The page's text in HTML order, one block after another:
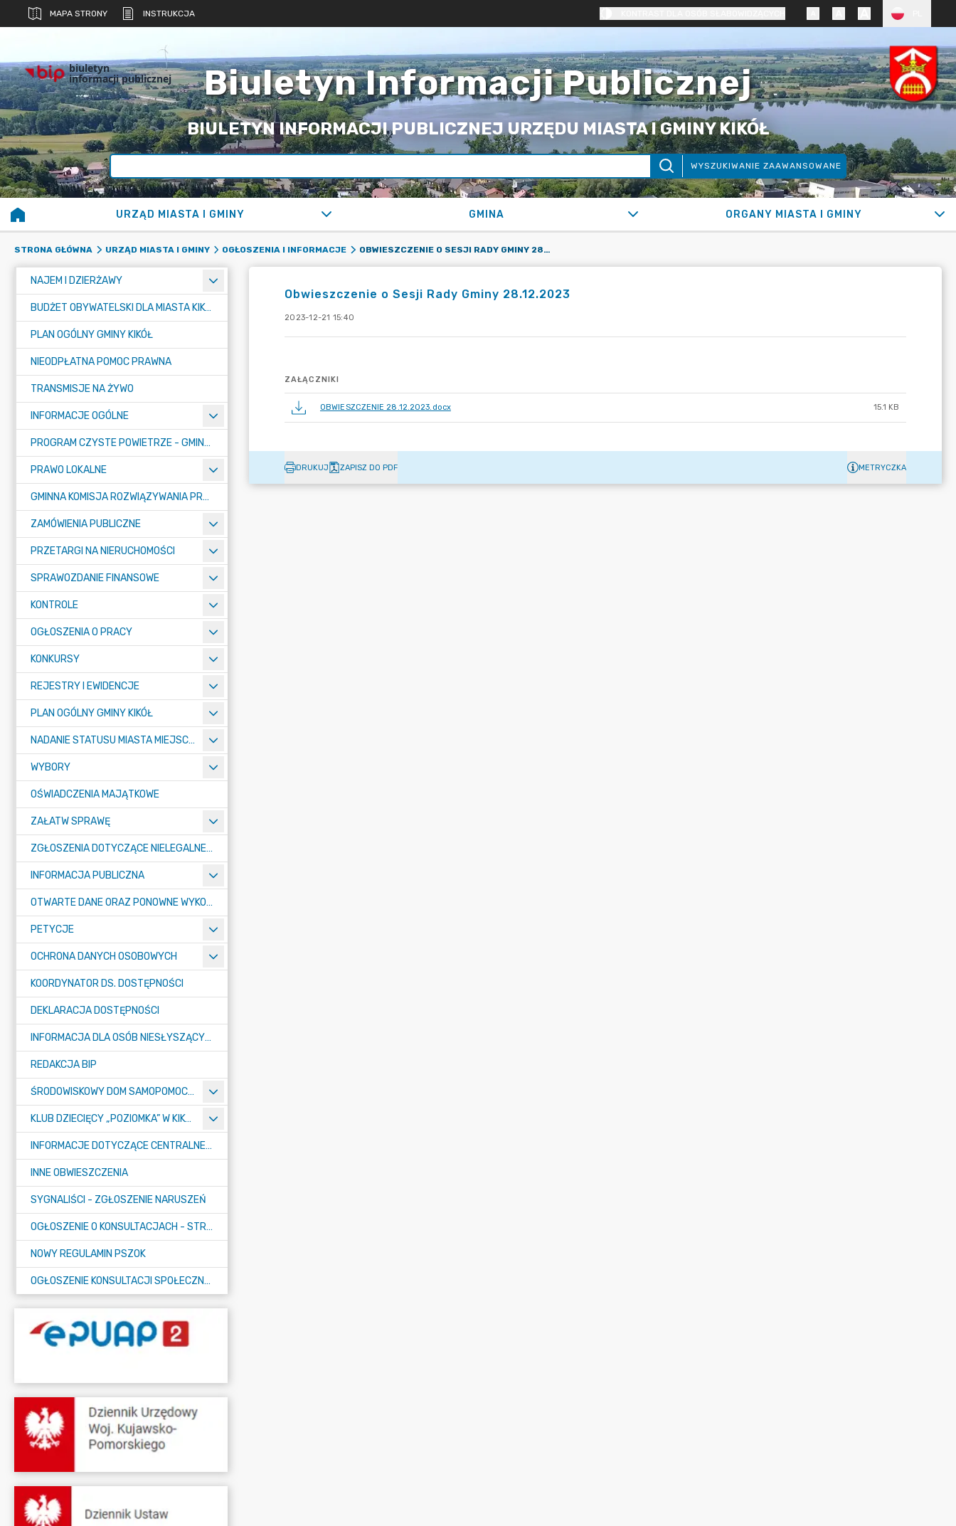
MAPA STRONY INSTRUKCJA
biuletyn
informacji publicznej Biuletyn Informacji Publicznej
BIULETYN INFORMACJI PUBLICZNEJ URZĘDU MIASTA I GMINY KIKÓŁ
WYSZUKIWANIE ZAAWANSOWANE
URZĄD MIASTA I GMINY GMINA ORGANY MIASTA I GMINY
STRONA GŁÓWNA URZĄD MIASTA I GMINY OGŁOSZENIA I INFORMACJE OBWIESZCZENIE O SESJI RADY GMINY 28.12.2023
NAJEM I DZIERŻAWY
BUDŻET OBYWATELSKI DLA MIASTA KIKÓŁ
PLAN OGÓLNY GMINY KIKÓŁ
NIEODPŁATNA POMOC PRAWNA
TRANSMISJE NA ŻYWO
INFORMACJE OGÓLNE
PROGRAM CZYSTE POWIETRZE - GMINA KIKÓŁ
PRAWO LOKALNE
GMINNA KOMISJA ROZWIĄZYWANIA PROBLEMÓW ALKOHOLOWYCH
ZAMÓWIENIA PUBLICZNE
PRZETARGI NA NIERUCHOMOŚCI
SPRAWOZDANIE FINANSOWE
KONTROLE
OGŁOSZENIA O PRACY
KONKURSY
REJESTRY I EWIDENCJE
PLAN OGÓLNY GMINY KIKÓŁ
NADANIE STATUSU MIASTA MIEJSCOWOŚCI KIKÓŁ
WYBORY
OŚWIADCZENIA MAJĄTKOWE
ZAŁATW SPRAWĘ
ZGŁOSZENIA DOTYCZĄCE NIELEGALNEGO SPALANIA ODPADÓW
INFORMACJA PUBLICZNA
OTWARTE DANE ORAZ PONOWNE WYKORZYSTANIE INFORMACJI SEKTORA PUBLICZNEGO
PETYCJE
OCHRONA DANYCH OSOBOWYCH
KOORDYNATOR DS. DOSTĘPNOŚCI
DEKLARACJA DOSTĘPNOŚCI
INFORMACJA DLA OSÓB NIESŁYSZĄCYCH
REDAKCJA BIP
ŚRODOWISKOWY DOM SAMOPOMOCY "KONICZYNKA" W SUMINIE
KLUB DZIECIĘCY „POZIOMKA” W KIKOLE
INFORMACJE DOTYCZĄCE CENTRALNEGO PORTU KOMUNIKACYJNEGO
INNE OBWIESZCZENIA
SYGNALIŚCI - ZGŁOSZENIE NARUSZEŃ
OGŁOSZENIE O KONSULTACJACH - STRATEGIA
NOWY REGULAMIN PSZOK
OGŁOSZENIE KONSULTACJI SPOŁECZNYCH
Obwieszczenie o Sesji Rady Gminy 28.12.2023
2023-12-21 15:40
ZAŁĄCZNIKI
OBWIESZCZENIE 28.12.2023.docx 15.1 KB
DRUKUJ ZAPISZ DO PDF METRYCZKA